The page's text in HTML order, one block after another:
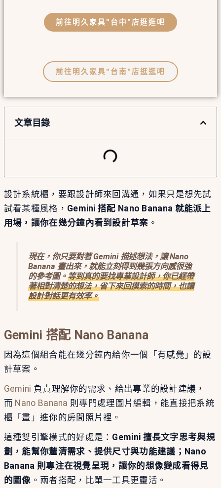
前往明久家具"台中"店逛逛吧
前往明久家具"台南"店逛逛吧
文章目錄
設計系統櫃，要跟設計師來回溝通，如果只是想先試
試看某種風格， Gemini 搭配 Nano Banana 就能派上
用場，讓你在幾分鐘內看到設計草案 。
現在，你只要對著 Gemini 描述想法，讓 Nano
Banana 畫出來，就能立刻得到幾張方向感很強
的參考圖。等到真的要找專業設計師，你已經帶
著相對清楚的想法，省下來回摸索的時間，也讓
設計對話更有效率。
Gemini 搭配 Nano Banana
因為這個組合能在幾分鐘內給你一個「有感覺」的設
計草案。
Gemini 負責理解你的需求、給出專業的設計建議，
而 Nano Banana 則專門處理圖片編輯，能直接把系統
櫃「畫」進你的房間照片裡。
這種雙引擎模式的好處是： Gemini 擅長文字思考與規
劃，能幫你釐清需求、提供尺寸與功能建議；Nano
Banana 則專注在視覺呈現，讓你的想像變成看得見
的圖像 。兩者搭配，比單一工具更靈活。